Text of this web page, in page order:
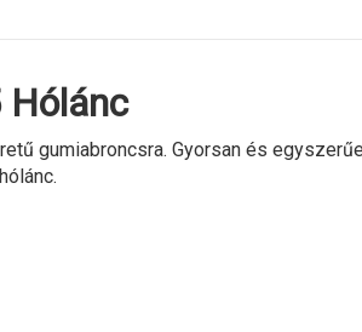
gumiabroncsra. Gyorsan és